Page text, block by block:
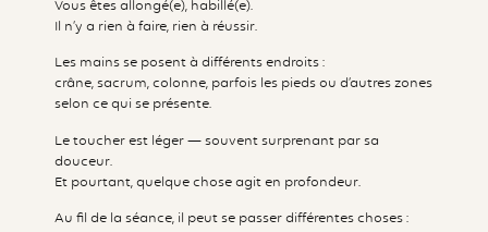
Vous êtes allongé(e), habillé(e).
Il n’y a rien à faire, rien à réussir.
Les mains se posent à différents endroits :
crâne, sacrum, colonne, parfois les pieds ou d’autres zones
selon ce qui se présente.
Le toucher est léger — souvent surprenant par sa
douceur.
Et pourtant, quelque chose agit en profondeur.
Au fil de la séance, il peut se passer différentes choses :